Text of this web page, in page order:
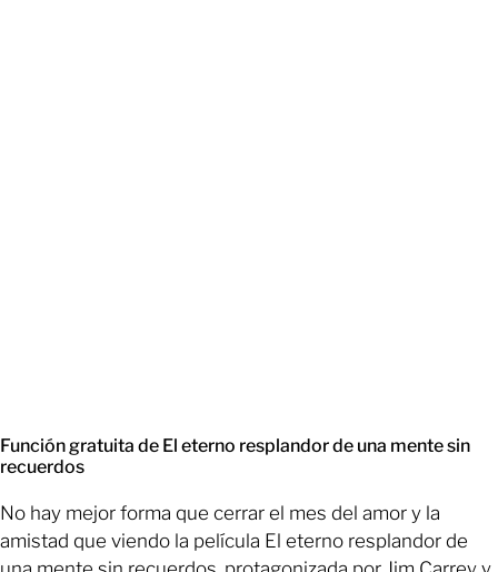
Función gratuita de El eterno resplandor de una mente sin
recuerdos
No hay mejor forma que cerrar el mes del amor y la
amistad que viendo la película El eterno resplandor de